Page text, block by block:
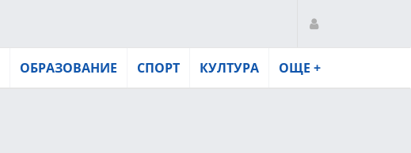
ОБРАЗОВАНИЕ СПОРТ КУЛТУРА ОЩЕ +